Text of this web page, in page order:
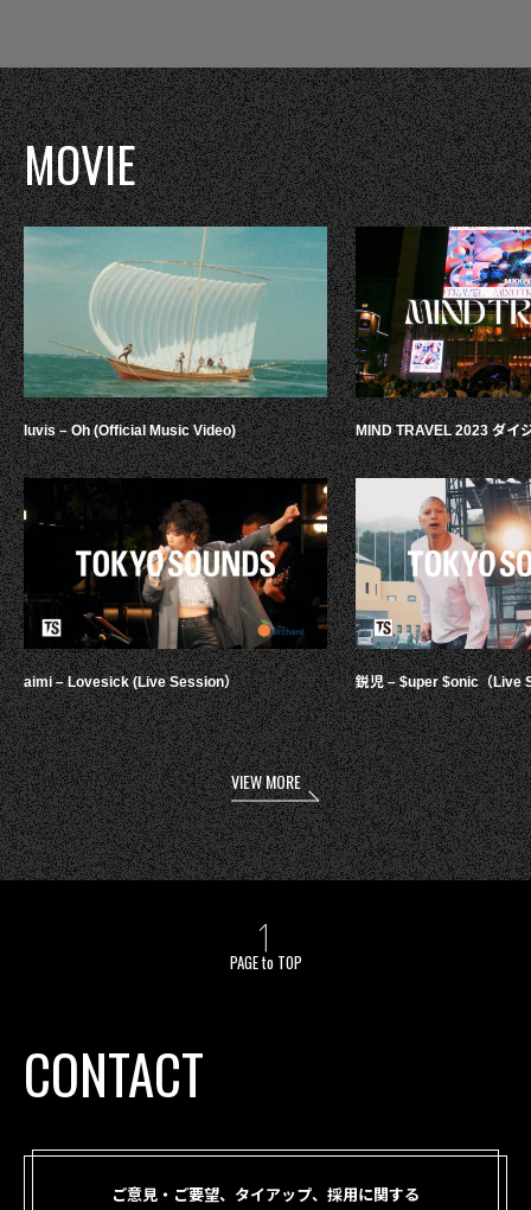
MOVIE
luvis – Oh (Official Music Video)
aimi – Lovesick (Live Session）
MIND TRAVEL 2023 ダイ
鋭児 – $uper $onic（Live
VIEW MORE
PAGE to TOP
CONTACT
ご意見・ご要望、タイアップ、採用に関する